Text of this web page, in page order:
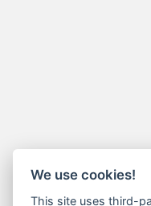
We use cookies!
This site uses third-